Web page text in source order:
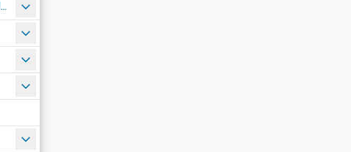
PLANOWANIE I ZAGOSPODAROWANIE PRZESTRZENNE